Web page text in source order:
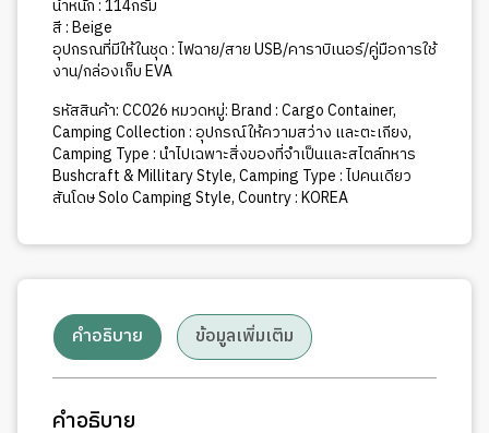
น้ำหนัก : 114กรัม
สี : Beige
​​อุปกรณที่มีให้ในชุด : ไฟฉาย/สาย USB/คาราบิเนอร์/คู่มือการใช้
งาน/กล่องเก็บ EVA
รหัสสินค้า:CC026หมวดหมู่:Brand : Cargo Container,
Camping Collection : อุปกรณ์ให้ความสว่าง และตะเกียง,
Camping Type : นำไปเฉพาะสิ่งของที่จำเป็นและสไตล์ทหาร
Bushcraft & Millitary Style,Camping Type : ไปคนเดียว
สันโดษ Solo Camping Style,Country : KOREA
คำอธิบาย ข้อมูลเพิ่มเติม
คำอธิบาย